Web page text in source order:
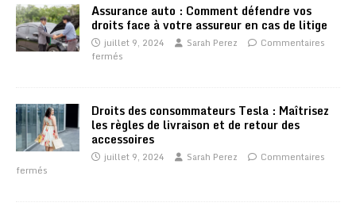
Assurance auto : Comment défendre vos
droits face à votre assureur en cas de litige
juillet 9, 2024 Sarah Perez
Commentaires
fermés
Droits des consommateurs Tesla : Maîtrisez
les règles de livraison et de retour des
accessoires
juillet 9, 2024 Sarah Perez
Commentaires
fermés